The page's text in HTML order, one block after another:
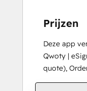
Prijzen
Deze app
Qwoty |
quote),